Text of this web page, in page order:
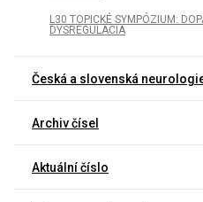
L30 TOPICKÉ SYMPÓZIUM:
DYSREGULÁCIA
Česká a slovenská
Archiv čísel
Aktuální číslo